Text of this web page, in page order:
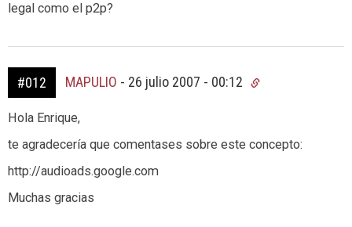
legal como el p2p?
#012 MAPULIO - 26 julio 2007 - 00:12
Hola Enrique,
te agradecería que comentases sobre este concepto:
http://audioads.google.com
Muchas gracias